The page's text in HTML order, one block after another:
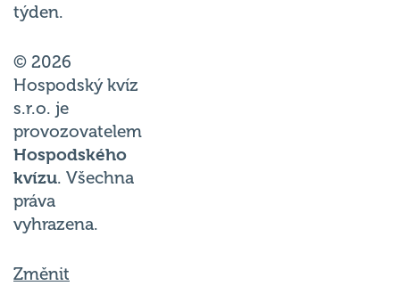
týden.
© 2026
Hospodský kvíz
s.r.o. je
provozovatelem
Hospodského
kvízu. Všechna
práva
vyhrazena.
Změnit